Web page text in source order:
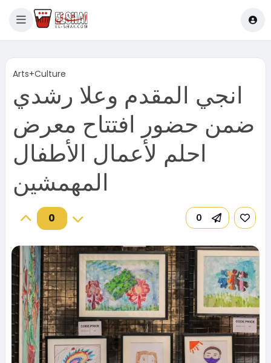
Arts+Culture
انجي المقدم وعلا رشدي
ضمن حضور افتتاح معرض
احلم لأعمال الأطفال
المهمشين
0 0